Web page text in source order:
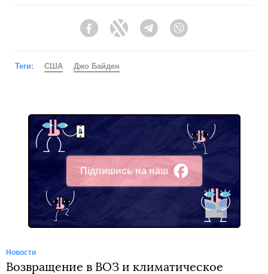
FacebookTwitter Telegram
Теги: США Джо Байден
Підпишись на наш
Facebook
Новости
Возвращение в ВОЗ и климатическое